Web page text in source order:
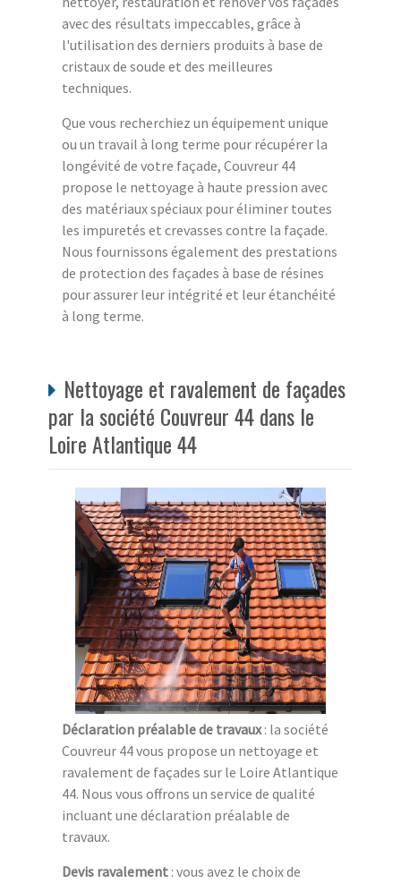
avec des résultats impeccables, grâce à
l'utilisation des derniers produits à base de
cristaux de soude et des meilleures
techniques.
Que vous recherchiez un équipement unique
ou un travail à long terme pour récupérer la
longévité de votre façade, Couvreur 44
propose le nettoyage à haute pression avec
des matériaux spéciaux pour éliminer toutes
les impuretés et crevasses contre la façade.
Nous fournissons également des prestations
de protection des façades à base de résines
pour assurer leur intégrité et leur étanchéité
à long terme.
Nettoyage et ravalement de façades
par la société Couvreur 44 dans le
Loire Atlantique 44
Déclaration préalable de travaux: la société
Couvreur 44 vous propose un nettoyage et
ravalement de façades sur le Loire Atlantique
44. Nous vous offrons un service de qualité
incluant une déclaration préalable de
travaux.
Devis ravalement : vous avez le choix de